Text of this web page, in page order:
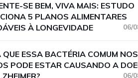
SE BEM, VIVA MAIS: ESTUDO
5 PLANOS ALIMENTARES
À LONGEVIDADE
06/
QUE ESSA BACTÉRIA COMUM NOS
PODE ESTAR CAUSANDO A
06/